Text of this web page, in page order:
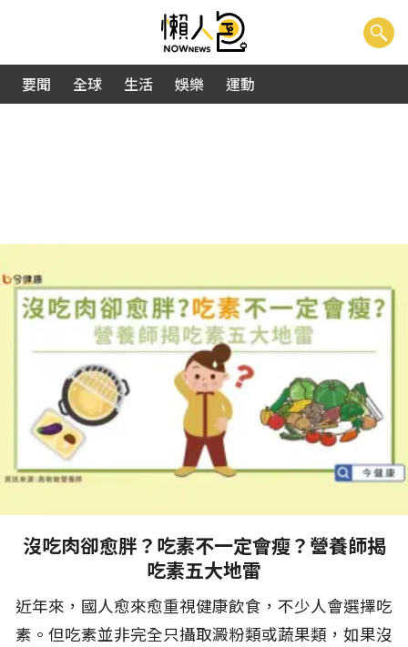
要聞 全球 生活 娛樂 運動
沒吃肉卻愈胖？吃素不一定會瘦？營養師揭
吃素五大地雷
近年來，國人愈來愈重視健康飲食，不少人會選擇吃
素。但吃素並非完全只攝取澱粉類或蔬果類，如果沒